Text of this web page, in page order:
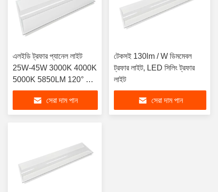
এলইডি ট্রফার প্যানেল লাইট
25W-45W 3000K 4000K
5000K 5850LM 120° রেজ
0-10V ডিমিং
সেরা দাম পান
টেকসই 130lm / W ডিমমেবল
ট্রফার লাইট, LED সিলিং ট্রফার
লাইট
সেরা দাম পান